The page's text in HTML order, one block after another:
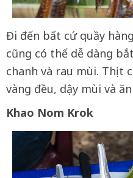
Đi đến bất cứ quầy
cũng có thể dễ dàng
chanh và rau mùi. Thịt
vàng đều, dậy mùi và
Khao Nom Krok